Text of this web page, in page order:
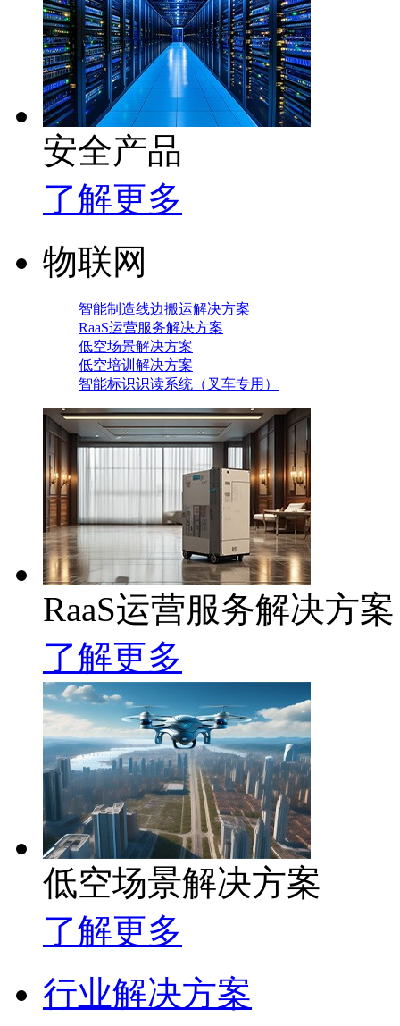
安全产品
了解更多
物联网
智能制造线边搬运解决方案
RaaS运营服务解决方案
低空场景解决方案
低空培训解决方案
智能标识识读系统（叉车专用）
RaaS运营服务解决方案
了解更多
低空场景解决方案
了解更多
行业解决方案